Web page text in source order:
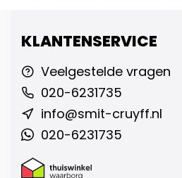
KLANTENSERVICE
Veelgestelde vragen
020-6231735
info@smit-cruyff.nl
020-6231735